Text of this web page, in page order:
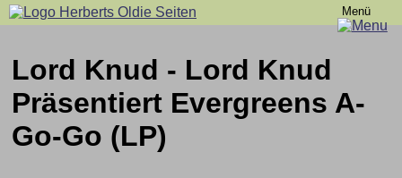
Menü
Lord Knud - Lord Knud
Präsentiert Evergreens A-
Go-Go (LP)